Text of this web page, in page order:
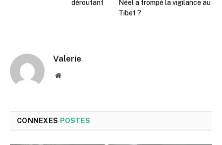
déroutant
Néel a trompé la vigilance au
Tibet ?
Valerie
Site
CONNEXES POSTES